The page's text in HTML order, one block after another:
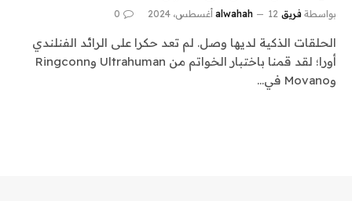
بواسطة فريق alwahah 12 أغسطس، 2024 0
الحلقات الذكية لديها وصل. لم تعد حكرا على الرائد الفنلندي
أورا؛ لقد قمنا باختبار الخواتم من Ultrahuman وRingconn
وMovano في…